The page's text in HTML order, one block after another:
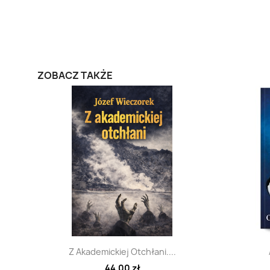
ZOBACZ TAKŻE
Szybki podgląd
Z Akademickiej Otchłani....